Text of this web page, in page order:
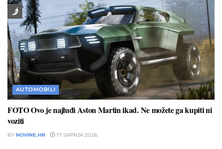
AUTOMOBILI
FOTO Ovo je najluđi Aston Martin ikad. Ne možete ga kupiti ni
voziti
BY NOVINE.HR 17. SRPNJA 2026.